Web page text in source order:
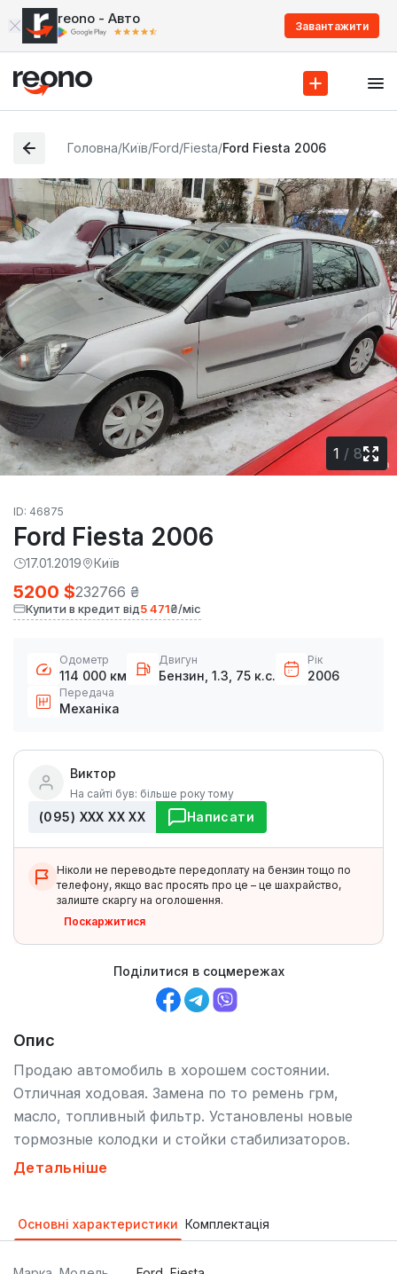
reono - Авто Завантажити
Головна/Київ/Ford/Fiesta/Ford Fiesta 2006
1 / 8
ID: 46875
Ford Fiesta 2006
17.01.2019 Київ
5200 $232766 ₴
Купити в кредит від5 471₴/міс
Одометр
114 000 км
Двигун
Бензин, 1.3, 75 к.с.
Рік
2006
Передача
Механіка
Виктор
На сайті був: більше року тому
(095) ХХХ ХХ ХХ Написати
Ніколи не переводьте передоплату на бензин тощо по
телефону, якщо вас просять про це – це шахрайство,
залиште скаргу на оголошення.
Поскаржитися
Поділитися в соцмережах
Опис
Продаю автомобиль в хорошем состоянии.
Отличная ходовая. Замена по то ремень грм,
масло, топливный фильтр. Установлены новые
тормозные колодки и стойки стабилизаторов.
Маленький пробег. Экономная по расходу
Детальніше
Основні характеристики Комплектація